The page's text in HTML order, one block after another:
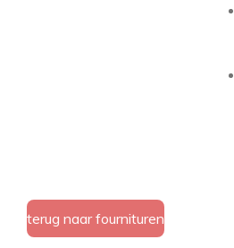
terug naar fournituren